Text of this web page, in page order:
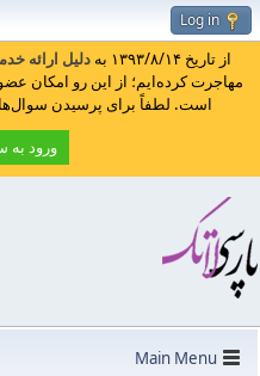
Log in
از تاریخ ۱۳۹۳/۸/۱۴ به دلیل ارائه
مهاجرت کرده‌ایم؛ از این رو امکان
است. لطفاً برای پرسیدن
ورود به
Main Menu